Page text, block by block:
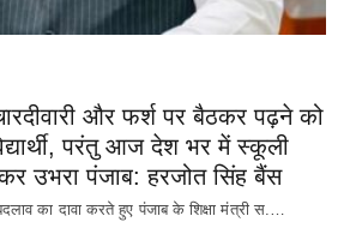
और फर्श पर बैठकर पढ़ने को
परंतु आज देश भर में स्कूली
उभरा पंजाब: हरजोत सिंह बैंस
का दावा करते हुए पंजाब के शिक्षा मंत्री स.…